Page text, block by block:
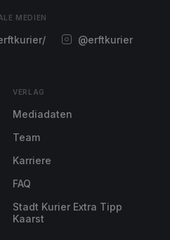
MEDIEN
@erftkurier
VERLAG
Mediadaten
Team
Karriere
FAQ
Stadt Kurier Extra Tipp
Kaarst